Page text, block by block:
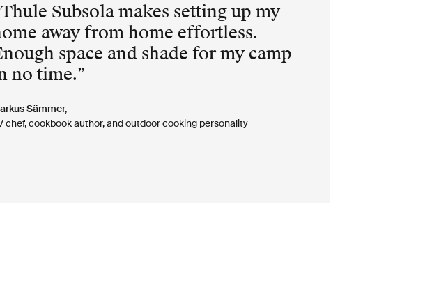
Thule Subsola makes setting up my
away from home effortless.
space and shade for my camp
no time.
Sämmer,
chef, cookbook author, and outdoor cooking personality